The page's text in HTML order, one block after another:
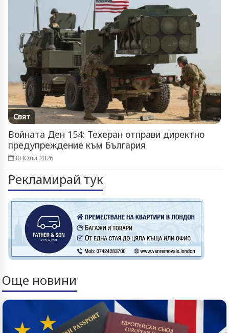
Свят
Войната Ден 154: Техеран отправи директно
предупреждение към България
30 Юли 2026
Рекламирай тук
Още новини